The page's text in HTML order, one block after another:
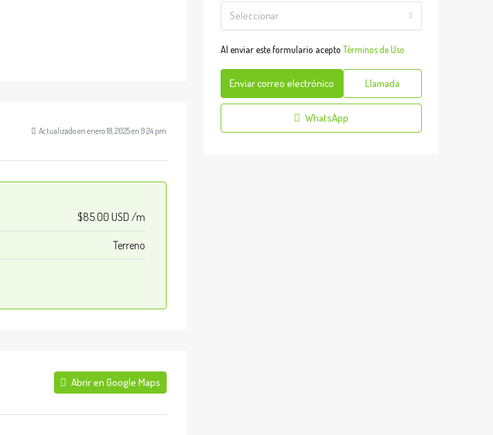
Actualizado en enero 18, 2025 en 9:24 pm
$85.00 USD /m
Terreno
Abrir en Google Maps
Seleccionar
Al enviar este formulario acepto Términos de Uso
Enviar correo electrónico Llamada
WhatsApp